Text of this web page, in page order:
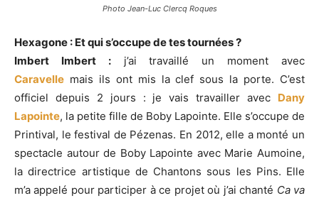
Photo Jean-Luc Clercq Roques
Hexagone : Et qui s’occupe de tes tournées ?
Imbert Imbert :j’ai travaillé un moment avec
Caravelle mais ils ont mis la clef sous la porte. C’est
officiel depuis 2 jours : je vais travailler avec Dany
Lapointe, la petite fille de Boby Lapointe. Elle s’occupe de
Printival, le festival de Pézenas. En 2012, elle a monté un
spectacle autour de Boby Lapointe avec Marie Aumoine,
la directrice artistique de Chantons sous les Pins. Elle
m’a appelé pour participer à ce projet où j’ai chanté Ca va